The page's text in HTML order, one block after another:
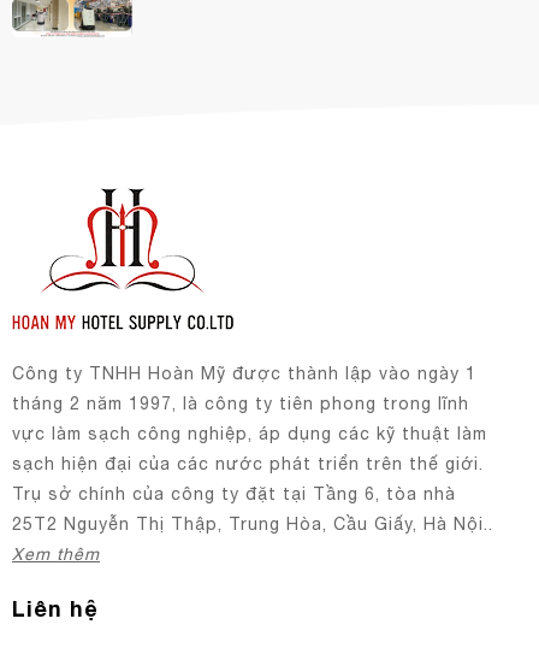
Công ty TNHH Hoàn Mỹ được thành lập vào ngày 1
tháng 2 năm 1997, là công ty tiên phong trong lĩnh
vực làm sạch công nghiệp, áp dụng các kỹ thuật làm
sạch hiện đại của các nước phát triển trên thế giới.
Trụ sở chính của công ty đặt tại Tầng 6, tòa nhà
25T2 Nguyễn Thị Thập, Trung Hòa, Cầu Giấy, Hà Nội..
Xem thêm
Liên hệ